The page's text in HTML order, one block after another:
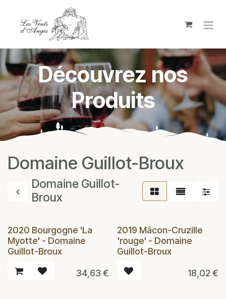
Se rendre au contenu
Découvrez nos
Produits
Domaine Guillot-Broux
Domaine Guillot-
Broux
2020 Bourgogne 'La
Myotte' - Domaine
Guillot-Broux
34,63 €
2019 Mâcon-Cruzille
'rouge' - Domaine
Guillot-Broux
18,02 €